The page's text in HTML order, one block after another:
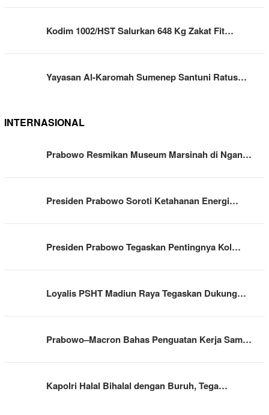
Kodim 1002/HST Salurkan 648 Kg Zakat Fit…
Yayasan Al-Karomah Sumenep Santuni Ratus…
INTERNASIONAL
Prabowo Resmikan Museum Marsinah di Ngan…
Presiden Prabowo Soroti Ketahanan Energi…
Presiden Prabowo Tegaskan Pentingnya Kol…
Loyalis PSHT Madiun Raya Tegaskan Dukung…
Prabowo–Macron Bahas Penguatan Kerja Sam…
Kapolri Halal Bihalal dengan Buruh, Tega…